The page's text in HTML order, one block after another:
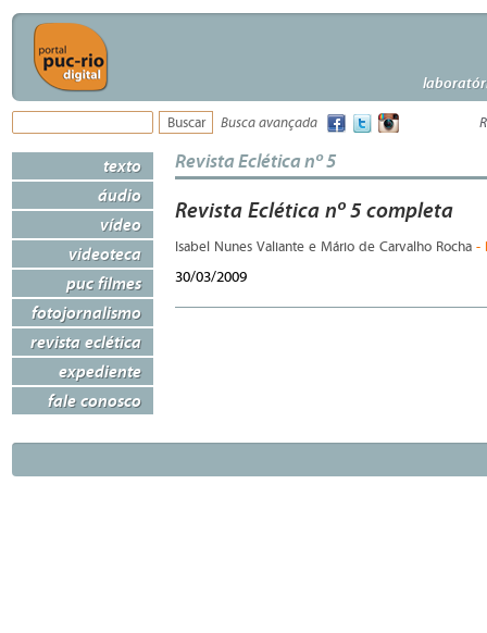
Busca avançada
texto
áudio
vídeo
videoteca
puc filmes
fotojornalismo
revista eclética
expediente
fale conosco
Revista Eclética nº 5
Revista Eclética nº 5 completa
Isabel Nunes Valiante e Mário de Carvalho Rocha -
30/03/2009